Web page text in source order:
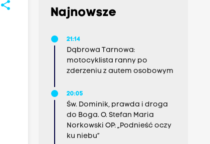
share
Najnowsze
21:14
Dąbrowa Tarnowa:
motocyklista ranny po
zderzeniu z autem osobowym
20:05
Św. Dominik, prawda i droga
do Boga. O. Stefan Maria
Norkowski OP: „Podnieść oczy
ku niebu”